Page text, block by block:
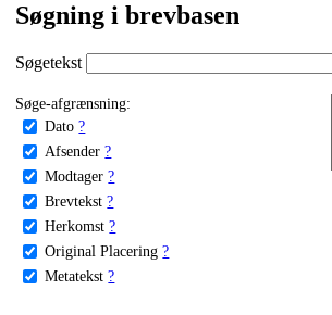
Søgning i brevbasen
Søgetekst
Søge-afgrænsning:
Dato ?
Afsender ?
Modtager ?
Brevtekst ?
Herkomst ?
Original Placering ?
Metatekst ?